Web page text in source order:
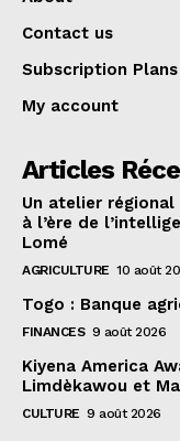
Contact us
Subscription Plans
My account
Articles
Un atelier
à l’ère de
Lomé
AGRICULTURE 10 août
Togo : Banque
FINANCES 9 août 2026
Kiyena America
Limdèkawou et
CULTURE 9 août 2026